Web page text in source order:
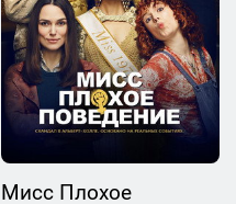
Мисс Плохое